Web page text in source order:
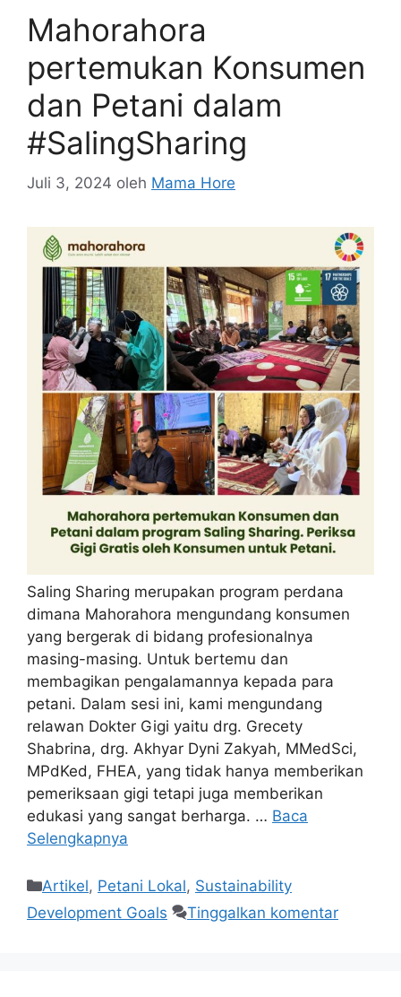
Mahorahora
pertemukan Konsumen
dan Petani dalam
#SalingSharing
Juli 3, 2024 oleh Mama Hore
Saling Sharing merupakan program perdana
dimana Mahorahora mengundang konsumen
yang bergerak di bidang profesionalnya
masing-masing. Untuk bertemu dan
membagikan pengalamannya kepada para
petani. Dalam sesi ini, kami mengundang
relawan Dokter Gigi yaitu drg. Grecety
Shabrina, drg. Akhyar Dyni Zakyah, MMedSci,
MPdKed, FHEA, yang tidak hanya memberikan
pemeriksaan gigi tetapi juga memberikan
edukasi yang sangat berharga. … Baca
Selengkapnya
Artikel, Petani Lokal, Sustainability
Development Goals
Tinggalkan komentar